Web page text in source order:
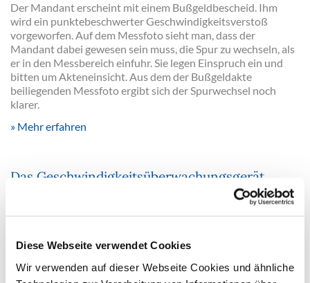
Diese Webseite verwendet Cookies
Wir verwenden auf dieser Webseite Cookies und ähnliche
Der Mandant erscheint mit einem Bußgeldbescheid. Ihm
wird ein punktebeschwerter Geschwindigkeitsverstoß
vorgeworfen. Auf dem Messfoto sieht man, dass der
Mandant dabei gewesen sein muss, die Spur zu wechseln, als
er in den Messbereich einfuhr. Sie legen Einspruch ein und
bitten um Akteneinsicht. Aus dem der Bußgeldakte
beiliegenden Messfoto ergibt sich der Spurwechsel noch
klarer.
Mehr erfahren
Das Geschwindigkeitsüberwachungsgerät
Traffipax SpeedoPhot - verständliche Erklärung
der Funktionsweise für Anwälte (Einführung)
SpeedoPhot gilt als standardisiert, die Messung mit dem
Gerät Traffipax SpeedoPhot M ("Moving Radar") gilt dagegen
als nicht standardisiert. Hier finden Sie alles, was Sie als